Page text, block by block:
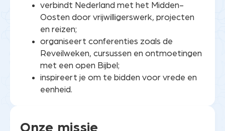
verbindt Nederland met het Midden-
Oosten door vrijwilligerswerk, projecten
en reizen;
organiseert conferenties zoals de
Reveilweken, cursussen en ontmoetingen
met een open Bijbel;
inspireert je om te bidden voor vrede en
eenheid.
Onze missie